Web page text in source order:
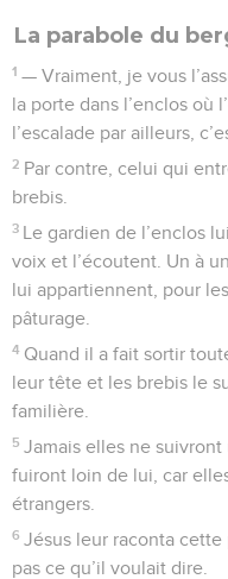
La parabole du
1 — Vraiment, je vous
la porte dans l’enclos où
l’escalade par ailleurs,
2 Par contre, celui qui
brebis.
3 Le gardien de l’enclos
voix et l’écoutent. Un à
lui appartiennent, pour
pâturage.
4 Quand il a fait sortir
leur tête et les brebis le
familière.
5 Jamais elles ne
fuiront loin de lui, car
étrangers.
6 Jésus leur raconta
pas ce qu’il voulait dire.